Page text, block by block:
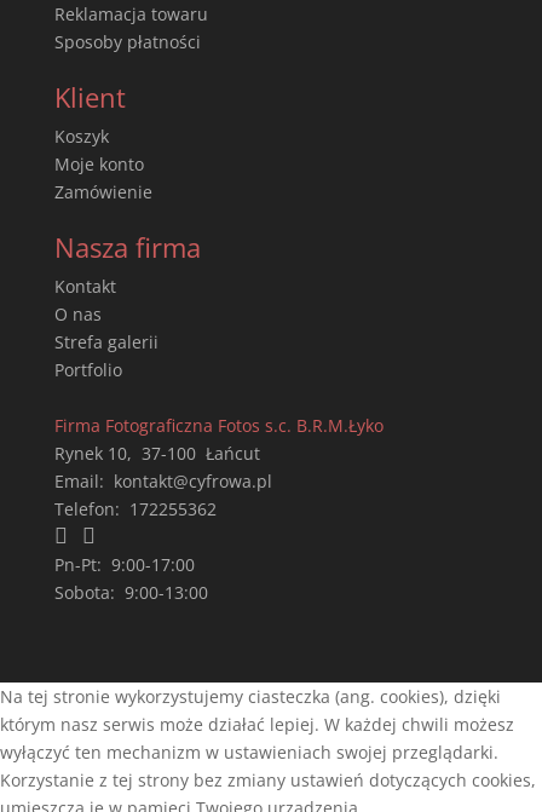
Reklamacja towaru
Sposoby płatności
Klient
Koszyk
Moje konto
Zamówienie
Nasza firma
Kontakt
O nas
Strefa galerii
Portfolio
Firma Fotograficzna Fotos s.c. B.R.M.Łyko
Rynek 10, 37-100 Łańcut
Email: kontakt@cyfrowa.pl
Telefon: 172255362
 
Pn-Pt: 9:00-17:00
Sobota: 9:00-13:00
Na tej stronie wykorzystujemy ciasteczka (ang. cookies), dzięki
którym nasz serwis może działać lepiej. W każdej chwili możesz
wyłączyć ten mechanizm w ustawieniach swojej przeglądarki.
Korzystanie z tej strony bez zmiany ustawień dotyczących cookies,